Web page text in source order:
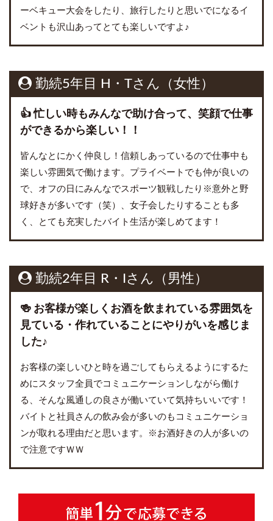
ーベキュー大会をしたり、旅行したりと思いでになるイ
ベントも沢山あってとても楽しいですよ♪
勤続5年目 H・Tさん（女性）
👍 忙しい時もみんなで助け合って、笑顔で仕事
ができるから楽しい！！
皆んなとにかく仲良し！信頼しあっているので仕事中も
楽しい雰囲気で働けます。プライベートでも仲が良いの
で、オフの日にみんなでスポーツ観戦したり※意外と野
球好きが多いです（笑）、女子会したりすることも多
く、とても充実したバイト生活が楽しめてます！
勤続2年目 R・Iさん（男性）
🍻 お客様が楽しくお酒を飲まれている雰囲気を
見ている・作れていることにやりがいを感じま
した♪
お客様の楽しいひと時を過ごしてもらえるようにするた
めにスタッフ全員でコミュニケーションしながら働け
る、そんな風通しの良さが働いていて気持ちいいです！
バイトと社員さんの飲み会が多いのもコミュニケーショ
ンが取れる理由だと思います。※お酒好きの人が多いの
で注意ですＷＷ